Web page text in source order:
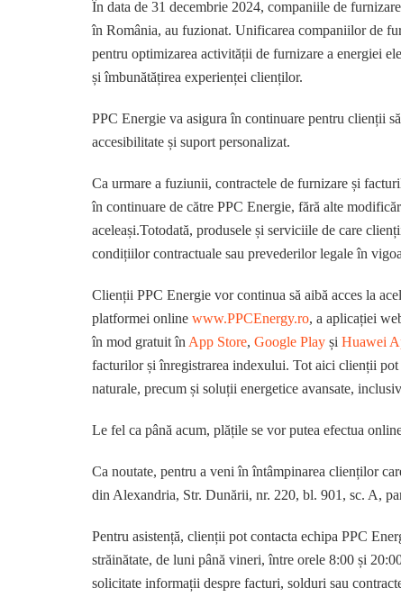
În data de 31 decembrie 2024, companiile de
în România, au fuzionat. Unificarea companiilor de
pentru optimizarea activității de furnizare a energiei
și îmbunătățirea experienței clienților.
PPC Energie va asigura în continuare pentru clienții
accesibilitate și suport personalizat.
Ca urmare a fuziunii, contractele de furnizare și
în continuare de către PPC Energie, fără alte
aceleași.Totodată, produsele și serviciile de care
condițiilor contractuale sau prevederilor legale în
Clienții PPC Energie vor continua să aibă acces la
platformei online www.PPCEnergy.ro, a aplicației
în mod gratuit în App Store, Google Play și Huawei
facturilor și înregistrarea indexului. Tot aici clienții
naturale, precum și soluții energetice avansate,
Le fel ca până acum, plățile se vor putea efectua
Ca noutate, pentru a veni în întâmpinarea clienților
din Alexandria, Str. Dunării, nr. 220, bl. 901, sc. A,
Pentru asistență, clienții pot contacta echipa PPC
străinătate, de luni până vineri, între orele 8:00 și
solicitate informații despre facturi, solduri sau